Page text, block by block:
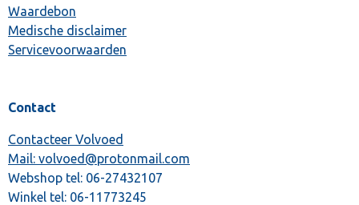
Waardebon
Medische disclaimer
Servicevoorwaarden
Contact
Contacteer Volvoed
Mail: volvoed@protonmail.com
Webshop tel: 06-27432107
Winkel tel: 06-11773245